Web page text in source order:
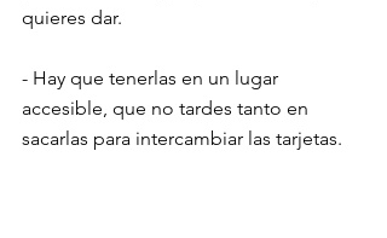
quieres dar.
- Hay que tenerlas en un lugar
accesible, que no tardes tanto en
sacarlas para intercambiar las tarjetas.